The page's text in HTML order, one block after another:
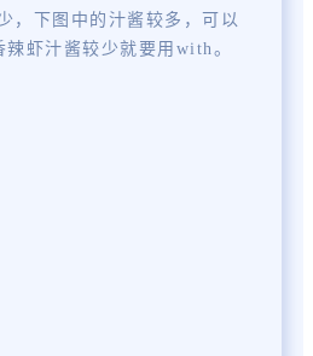
，下图中的汁酱较多，可以
虾汁酱较少就要用with。